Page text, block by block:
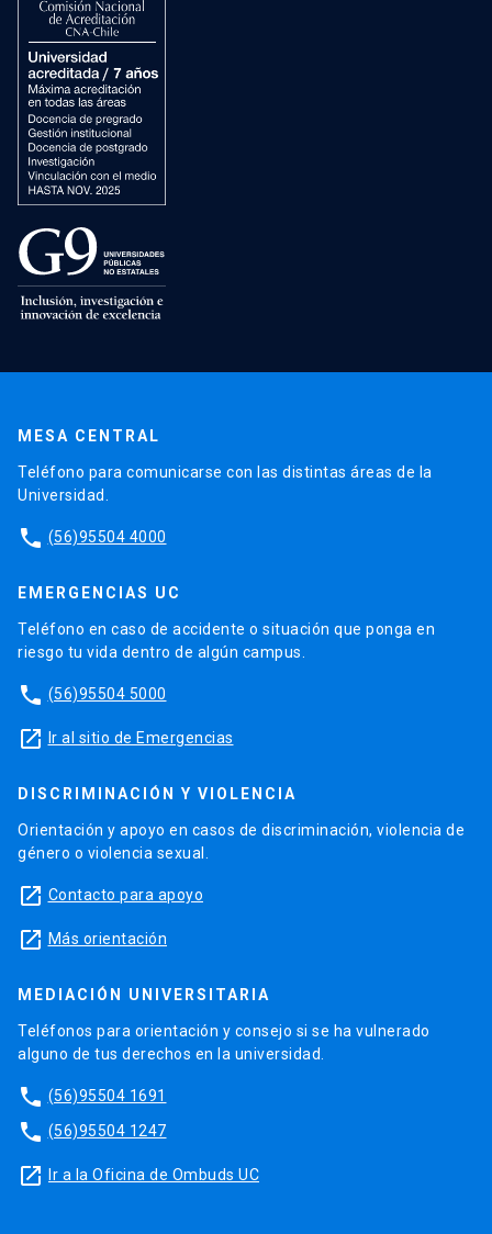
MESA CENTRAL
Teléfono para comunicarse con las distintas áreas de la
Universidad.
phone (56)95504 4000
EMERGENCIAS UC
Teléfono en caso de accidente o situación que ponga en
riesgo tu vida dentro de algún campus.
phone (56)95504 5000
launch Ir al sitio de Emergencias
DISCRIMINACIÓN Y VIOLENCIA
Orientación y apoyo en casos de discriminación, violencia de
género o violencia sexual.
launch Contacto para apoyo
launch Más orientación
MEDIACIÓN UNIVERSITARIA
Teléfonos para orientación y consejo si se ha vulnerado
alguno de tus derechos en la universidad.
phone (56)95504 1691
phone (56)95504 1247
launch Ir a la Oficina de Ombuds UC